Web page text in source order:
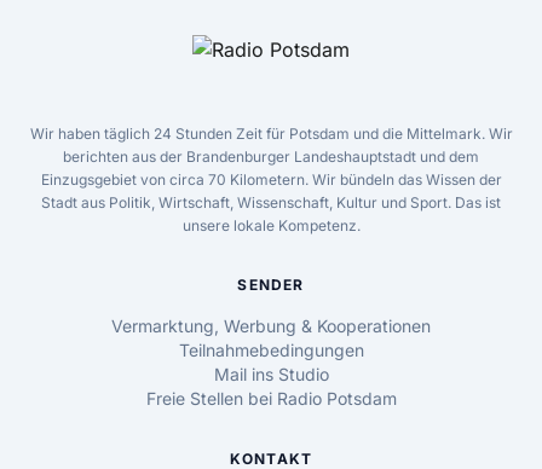
Wir haben täglich 24 Stunden Zeit für Potsdam und die Mittelmark. Wir
berichten aus der Brandenburger Landeshauptstadt und dem
Einzugsgebiet von circa 70 Kilometern. Wir bündeln das Wissen der
Stadt aus Politik, Wirtschaft, Wissenschaft, Kultur und Sport. Das ist
unsere lokale Kompetenz.
SENDER
Vermarktung, Werbung & Kooperationen
Teilnahmebedingungen
Mail ins Studio
Freie Stellen bei Radio Potsdam
KONTAKT